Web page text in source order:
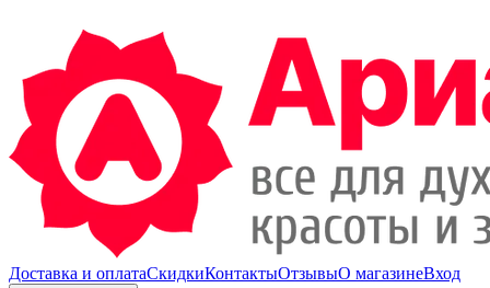
Доставка и оплатаСкидкиКонтактыОтзывыО магазинеВход